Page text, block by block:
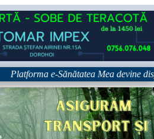
e-Sănătatea Mea devine